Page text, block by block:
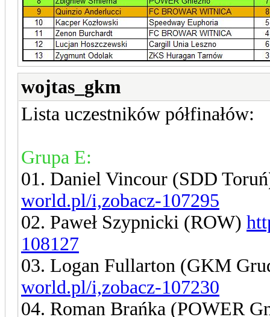
wojtas_gkm
Lista uczestników półfinałów:
Grupa E:
01. Daniel Vincour (SDD
world.pl/i,zobacz-107295
02. Paweł Szypnicki (ROW)
108127
03. Logan Fullarton (GKM
world.pl/i,zobacz-107230
04. Roman Brańka (POWER